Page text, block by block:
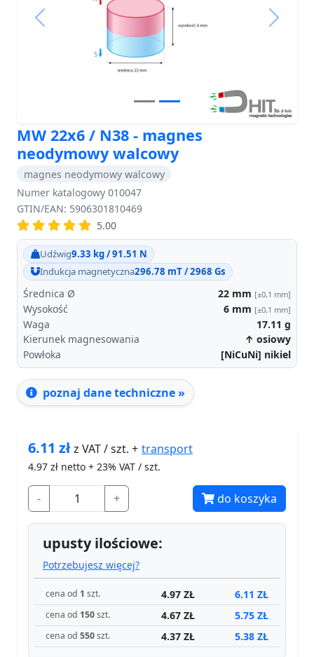
Previous Next
MW 22x6 / N38 - magnes
neodymowy walcowy
magnes neodymowy walcowy
Numer katalogowy 010047
GTIN/EAN: 5906301810469
5.00
Udźwig9.33 kg / 91.51 N
Indukcja magnetyczna296.78 mT / 2968 Gs
Średnica Ø 22 mm [±0,1 mm]
Wysokość 6 mm [±0,1 mm]
Waga 17.11 g
Kierunek magnesowania
↑ osiowy
Powłoka
[NiCuNi] nikiel
poznaj dane techniczne »
6.11 złz VAT / szt. + transport
4.97 zł netto + 23% VAT / szt.
- + do koszyka
upusty ilościowe:
Potrzebujesz więcej?
cena od 1 szt. 4.97 ZŁ 6.11 ZŁ
cena od 150szt. 4.67 ZŁ 5.75 ZŁ
cena od 550szt. 4.37 ZŁ 5.38 ZŁ